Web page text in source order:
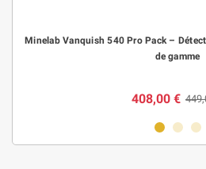
Minelab Vanquish 540 Pro Pack –
de gamme
408,00 €